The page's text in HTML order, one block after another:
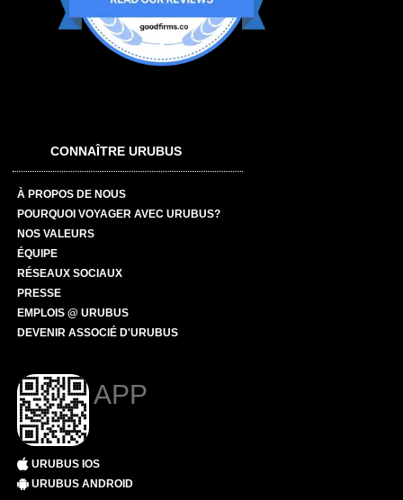
CONNAÎTRE URUBUS
À PROPOS DE NOUS
POURQUOI VOYAGER AVEC URUBUS?
NOS VALEURS
ÉQUIPE
RÉSEAUX SOCIAUX
PRESSE
EMPLOIS @ URUBUS
DEVENIR ASSOCIÉ D'URUBUS
APP
URUBUS IOS
URUBUS ANDROID